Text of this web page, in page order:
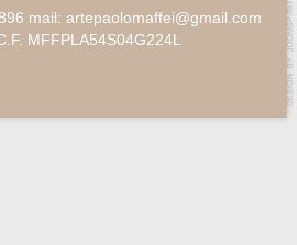
mail: artepaolomaffei@gmail.com
MFFPLA54S04G224L